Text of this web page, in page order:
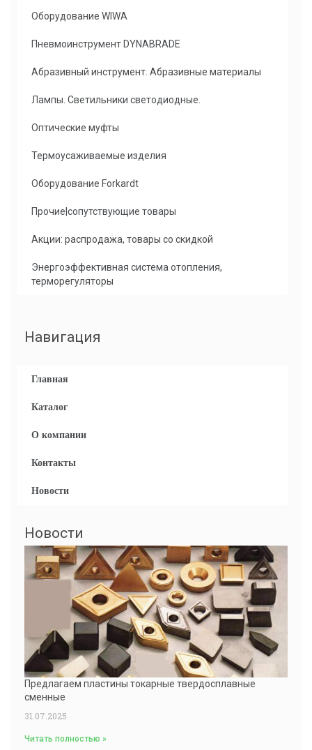
Оборудование WIWA
Пневмоинструмент DYNABRADE
Абразивный инструмент. Абразивные материалы
Лампы. Светильники светодиодные.
Оптические муфты
Термоусаживаемые изделия
Оборудование Forkardt
Прочие|сопутствующие товары
Акции: распродажа, товары со скидкой
Энергоэффективная система отопления,
терморегуляторы
Навигация
Главная
Каталог
О компании
Контакты
Новости
Новости
Предлагаем пластины токарные твердосплавные
сменные
31.07.2025
Читать полностью »